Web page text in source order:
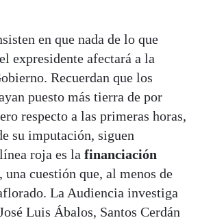
en que nada de lo que
expresidente afectará a la
Recuerdan que los
puesto más tierra de por
respecto a las primeras horas,
su imputación, siguen
roja es la financiación
, una cuestión que, al menos de
La Audiencia investiga
Luis Ábalos, Santos Cerdán